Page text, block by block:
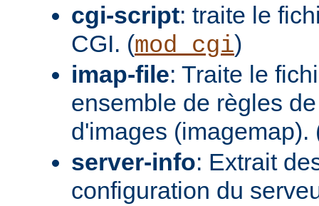
cgi-script: traite le
CGI. (mod_cgi)
imap-file: Traite le
ensemble de règles
d'images (imagemap).
server-info: Extrait
configuration du